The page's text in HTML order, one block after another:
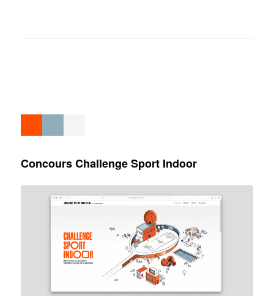
Concours Challenge Sport Indoor